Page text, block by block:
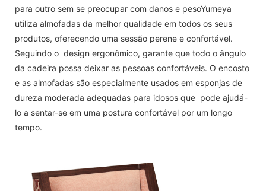
para outro sem se preocupar com danos e pesoYumeya
utiliza almofadas da melhor qualidade em todos os seus
produtos, oferecendo uma sessão perene e confortável.
Seguindo o design ergonômico, garante que todo o ângulo
da cadeira possa deixar as pessoas confortáveis. O encosto
e as almofadas são especialmente usados ​​em esponjas de
dureza moderada adequadas para idosos que pode ajudá-
lo a sentar-se em uma postura confortável por um longo
tempo.